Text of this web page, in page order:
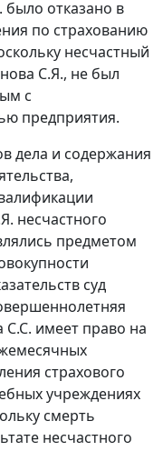
было отказано в
по страхованию
несчастный
С.Я., не был
с
предприятия.
дела и содержания
несчастного
предметом
суд
С.С. имеет право на
страхового
учреждениях
смерть
несчастного